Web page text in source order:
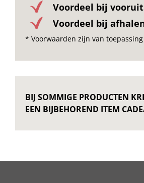
Voordeel bij
Voordeel bij
* Voorwaarden zijn van toepassing
BIJ SOMMIGE PRODUCTEN
EEN BIJBEHOREND ITEM